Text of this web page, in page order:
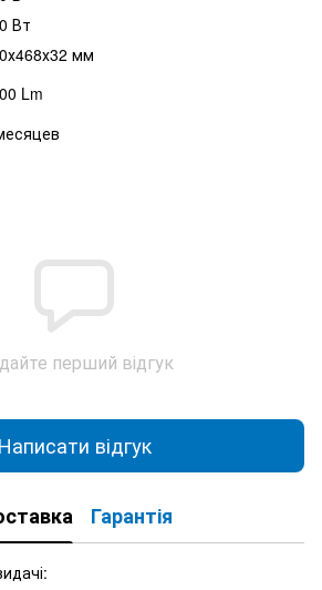
Вт
мм
Lm
перший відгук
Написати відгук
Гарантія